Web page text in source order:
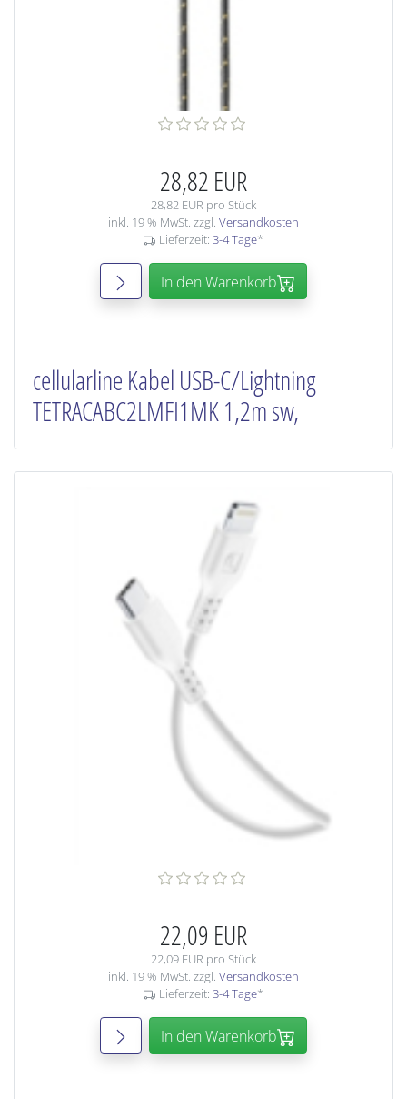
28,82 EUR
28,82 EUR pro Stück
inkl. 19 % MwSt. zzgl. Versandkosten
Lieferzeit: 3-4 Tage*
In den Warenkorb
cellularline Kabel USB-C/Lightning
TETRACABC2LMFI1MK 1,2m sw,
22,09 EUR
22,09 EUR pro Stück
inkl. 19 % MwSt. zzgl. Versandkosten
Lieferzeit: 3-4 Tage*
In den Warenkorb